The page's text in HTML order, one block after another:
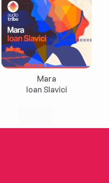
Mara
Ioan Slavici